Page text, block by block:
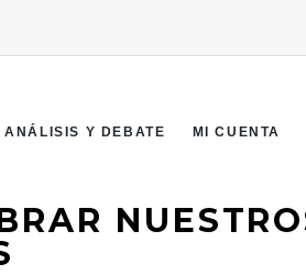
Y DEBATE MI CUENTA